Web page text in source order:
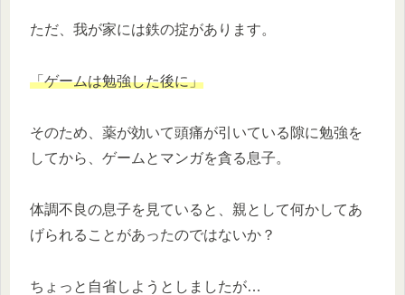
ただ、我が家には鉄の掟があります。
「ゲームは勉強した後に」
そのため、薬が効いて頭痛が引いている隙に勉強を
してから、ゲームとマンガを貪る息子。
体調不良の息子を見ていると、親として何かしてあ
げられることがあったのではないか？
ちょっと自省しようとしましたが…